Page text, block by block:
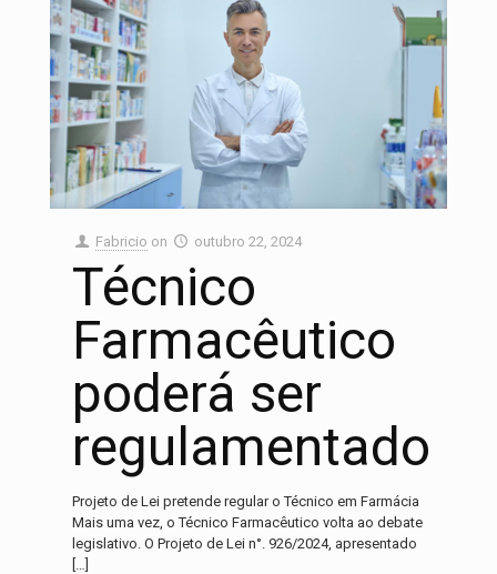
Fabricio on outubro 22, 2024
Técnico
Farmacêutico
poderá ser
regulamentado
Projeto de Lei pretende regular o Técnico em Farmácia
Mais uma vez, o Técnico Farmacêutico volta ao debate
legislativo. O Projeto de Lei n°. 926/2024, apresentado
[…]